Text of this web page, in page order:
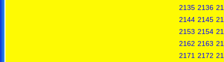
2135 2136
2144 2145
2153 2154
2162 2163
2171 2172